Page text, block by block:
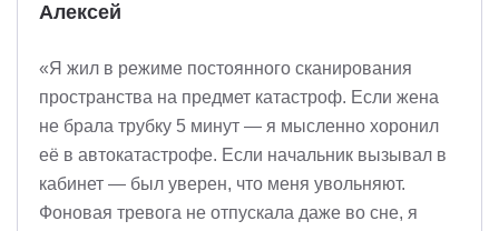
Алексей
«Я жил в режиме постоянного сканирования
пространства на предмет катастроф. Если жена
не брала трубку 5 минут — я мысленно хоронил
её в автокатастрофе. Если начальник вызывал в
кабинет — был уверен, что меня увольняют.
Фоновая тревога не отпускала даже во сне, я